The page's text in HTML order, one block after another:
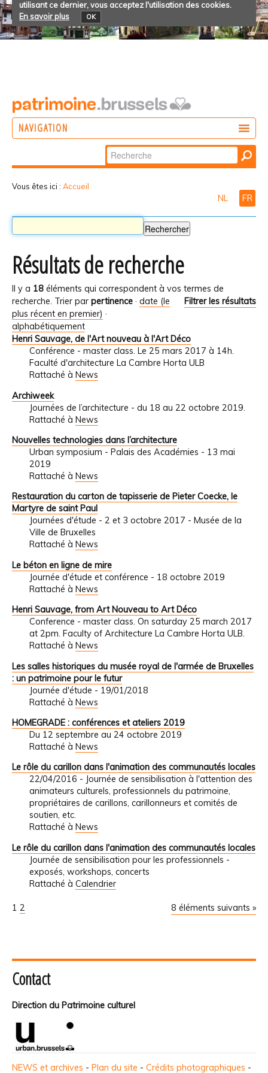
utilisant ce dernier, vous acceptez l'utilisation des cookies.
En savoir plus
OK
NAVIGATION
Chercher par
Recherche
Vous êtes ici : Accueil
NL FR
Résultats de recherche
Il y a 18 éléments qui correspondent à vos termes de
recherche.
Filtrer les résultats
Trier par pertinence · date (le
plus récent en premier) ·
alphabétiquement
Henri Sauvage, de l'Art nouveau à l'Art Déco
Conférence - master class. Le 25 mars 2017 à 14h.
Faculté d'architecture La Cambre Horta ULB
Rattaché à News
Archiweek
Journées de l’architecture - du 18 au 22 octobre 2019.
Rattaché à News
Nouvelles technologies dans l’architecture
Urban symposium - Palais des Académies - 13 mai
2019
Rattaché à News
Restauration du carton de tapisserie de Pieter Coecke, le
Martyre de saint Paul
Journées d'étude - 2 et 3 octobre 2017 - Musée de la
Ville de Bruxelles
Rattaché à News
Le béton en ligne de mire
Journée d'étude et conférence - 18 octobre 2019
Rattaché à News
Henri Sauvage, from Art Nouveau to Art Déco
Conference - master class. On saturday 25 march 2017
at 2pm. Faculty of Architecture La Cambre Horta ULB.
Rattaché à News
Les salles historiques du musée royal de l'armée de Bruxelles
: un patrimoine pour le futur
Journée d'étude - 19/01/2018
Rattaché à News
HOMEGRADE : conférences et ateliers 2019
Du 12 septembre au 24 octobre 2019
Rattaché à News
Le rôle du carillon dans l'animation des communautés locales
22/04/2016 - Journée de sensibilisation à l'attention des
animateurs culturels, professionnels du patrimoine,
propriétaires de carillons, carillonneurs et comités de
soutien, etc.
Rattaché à News
Le rôle du carillon dans l'animation des communautés locales
Journée de sensibilisation pour les professionnels -
exposés, workshops, concerts
Rattaché à Calendrier
8 éléments suivants »
1 2
Contact
Direction du Patrimoine culturel
NEWS et archives - Plan du site - Crédits photographiques -